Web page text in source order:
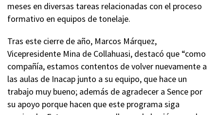
meses en diversas tareas relacionadas con el proceso
formativo en equipos de tonelaje.
Tras este cierre de año, Marcos Márquez,
Vicepresidente Mina de Collahuasi, destacó que “como
compañía, estamos contentos de volver nuevamente a
las aulas de Inacap junto a su equipo, que hace un
trabajo muy bueno; además de agradecer a Sence por
su apoyo porque hacen que este programa siga